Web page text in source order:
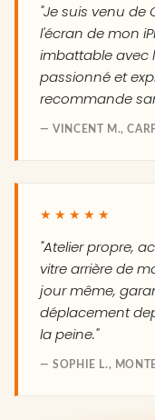
"Je suis venu
l'écran de mon
imbattable avec
passionné et
recommande
— VINCENT M.,
★★★★★
"Atelier propre,
vitre arrière de
jour même,
déplacement
la peine."
— SOPHIE L.,